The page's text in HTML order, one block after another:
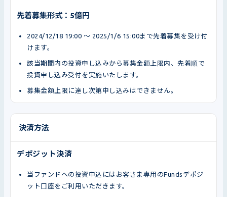
先着募集形式：5億円
2024/12/18 19:00 〜 2025/1/6 15:00まで先着募集を受け付
けます。
該当期間内の投資申し込みから募集金額上限内、先着順で
投資申し込み受付を実施いたします。
募集金額上限に達し次第申し込みはできません。
決済方法
デポジット決済
当ファンドへの投資申込にはお客さま専用のFundsデポジ
ット口座をご利用いただきます。